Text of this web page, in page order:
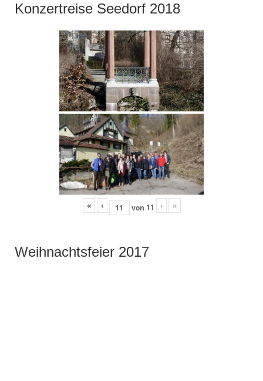
Konzertreise Seedorf 2018
« ‹ von 11 › »
Weihnachtsfeier 2017